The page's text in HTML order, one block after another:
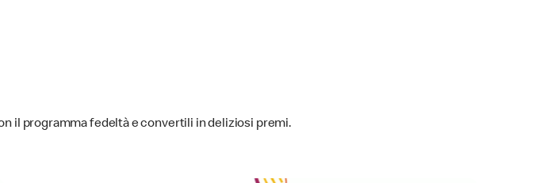
il programma fedeltà e convertili in deliziosi premi.